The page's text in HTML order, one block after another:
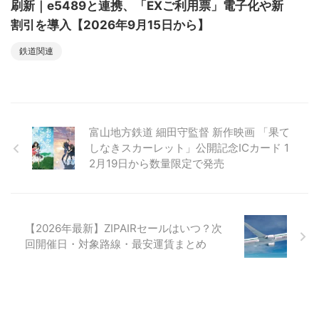
刷新｜e5489と連携、「EXご利用票」電子化や新
割引を導入【2026年9月15日から】
鉄道関連
富山地方鉄道 細田守監督 新作映画 「果て
しなきスカーレット」公開記念ICカード 1
2月19日から数量限定で発売
【2026年最新】ZIPAIRセールはいつ？次
回開催日・対象路線・最安運賃まとめ